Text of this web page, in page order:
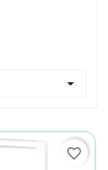

favorite_border